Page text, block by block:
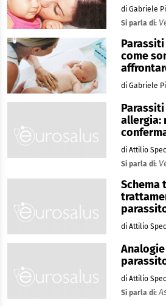
di Gabriele
Si parla di:
come
di Gabriele
allergia:
di Attilio
Si parla di:
Schema
di Attilio
di Attilio
Si parla di: